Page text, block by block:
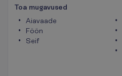
Toa mugavused
Aiavaade
Föön
Seif